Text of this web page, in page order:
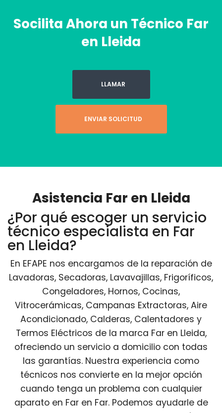
Socilita Ahora un Técnico Far
en Lleida
LLAMAR
ENVIAR SOLICITUD
Asistencia Far en Lleida
¿Por qué escoger un servicio
técnico especialista en Far
en Lleida?
En EFAPE nos encargamos de la reparación de
Lavadoras, Secadoras, Lavavajillas, Frigoríficos,
Congeladores, Hornos, Cocinas,
Vitrocerámicas, Campanas Extractoras, Aire
Acondicionado, Calderas, Calentadores y
Termos Eléctricos de la marca Far en Lleida,
ofreciendo un servicio a domicilio con todas
las garantías. Nuestra experiencia como
técnicos nos convierte en la mejor opción
cuando tenga un problema con cualquier
aparato en Far en Far. Podemos ayudarle de